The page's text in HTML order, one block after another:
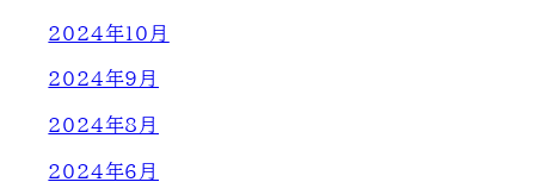
2024年10月
2024年9月
2024年8月
2024年6月